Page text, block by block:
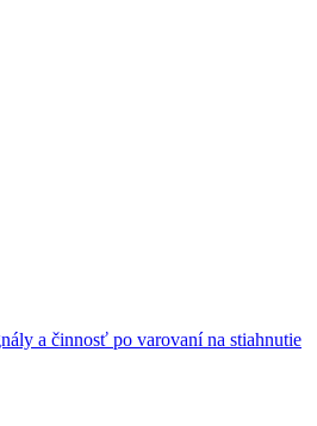
a činnosť po varovaní na stiahnutie